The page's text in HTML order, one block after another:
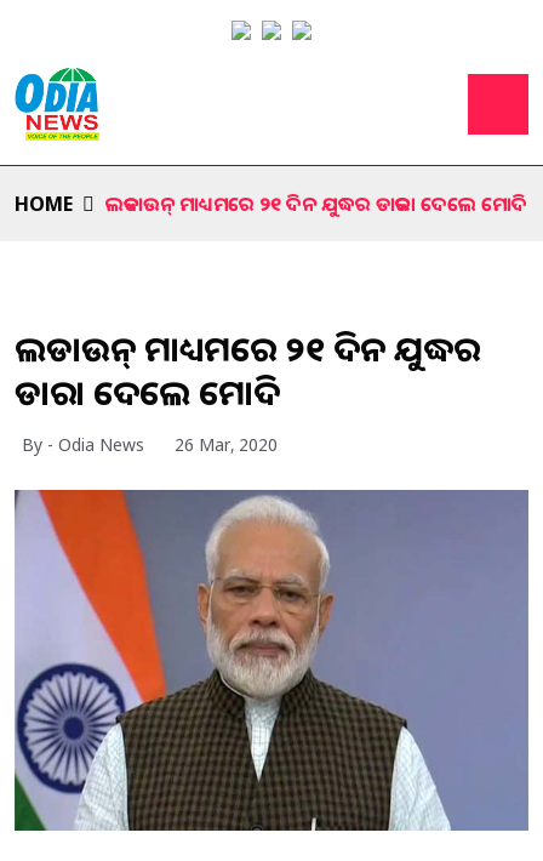
HOME ଲକଡାଉନ୍ ମାଧ୍ୟମରେ ୨୧ ଦିନ ଯୁଦ୍ଧର ଡାକରା ଦେଲେ ମୋଦି
ଲକଡାଉନ୍ ମାଧ୍ୟମରେ ୨୧ ଦିନ ଯୁଦ୍ଧର
ଡାକରା ଦେଲେ ମୋଦି
By - Odia News 26 Mar, 2020